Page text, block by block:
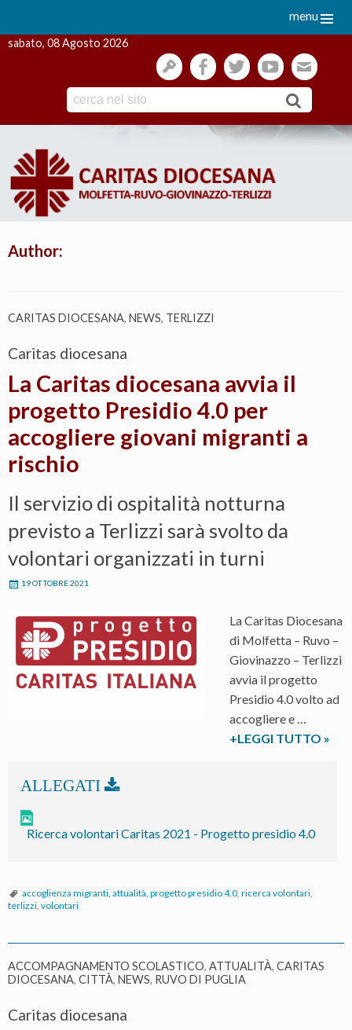
menu
sabato, 08 Agosto 2026
gestionefacebooktwitteryoutube
Skip
Author:
CARITAS DIOCESANA, NEWS, TERLIZZI
Caritas diocesana
La Caritas diocesana avvia il
progetto Presidio 4.0 per
accogliere giovani migranti a
rischio
Il servizio di ospitalità notturna
previsto a Terlizzi sarà svolto da
volontari organizzati in turni
19 OTTOBRE 2021
La Caritas Diocesana
di Molfetta – Ruvo –
Giovinazzo – Terlizzi
avvia il progetto
Presidio 4.0 volto ad
accogliere e …
+LEGGI TUTTO La
a
»
Ricerca volontari Caritas 2021 - Progetto presidio 4.0
accoglienza migranti attualità progetto presidio 4.0 ricerca volontari
terlizzi volontari
ACCOMPAGNAMENTO SCOLASTICO, ATTUALITÀ, CARITAS
DIOCESANA, CITTÀ, NEWS, RUVO DI PUGLIA
Caritas diocesana